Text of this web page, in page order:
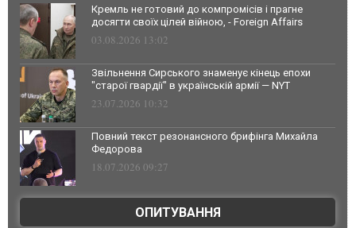
Кремль не готовий до компромісів і прагне
досягти своїх цілей війною, - Foreign Affairs
03.08.2026 13:02
Звільнення Сирського знаменує кінець епохи
"старої гвардії" в українській армії — NYT
23.07.2026 10:32
Повний текст резонансного брифінга Михайла
Федорова
18.07.2026 09:27
ОПИТУВАННЯ